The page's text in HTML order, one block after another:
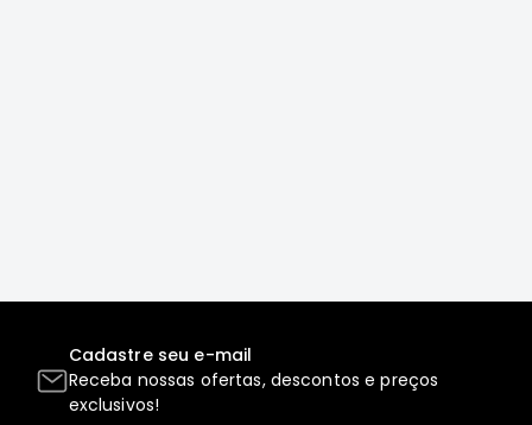
Acessórios
Grandis
Motor
Cadastre seu e-mail
Receba nossas ofertas, descontos e preços
exclusivos!